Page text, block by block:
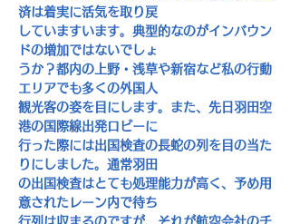
済は着実に活気を取り戻
していますいます。典型的なのがインバウン
ドの増加ではないでしょ
うか？都内の上野・浅草や新宿など私の行動
エリアでも多くの外国人
観光客の姿を目にします。また、先日羽田空
港の国際線出発ロビーに
行った際には出国検査の長蛇の列を目の当た
りにしました。通常羽田
の出国検査はとても処理能力が高く、予め用
意されたレーン内で待ち
行列は収まるのですが、それが航空会社のチ